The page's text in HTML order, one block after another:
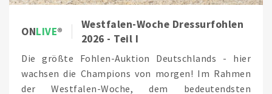
ONLIVE
Westfalen-Woche Dressurfohlen
2026 - Teil I
Die größte Fohlen-Auktion Deutschlands - hier
wachsen die Champions von morgen! Im Rahmen
der Westfalen-Woche, dem bedeutendsten